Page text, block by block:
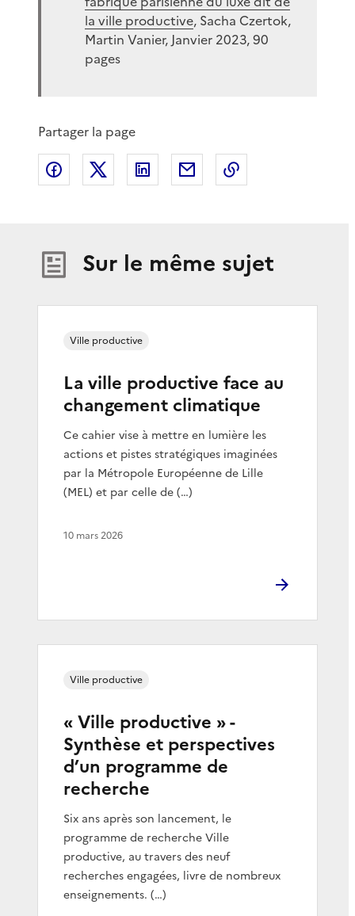
la ville productive, Sacha Czertok,
Martin Vanier, Janvier 2023, 90
pages
Partager la page
Partager sur Facebook
Partager sur XPartager sur LinkedIn
Partager par email
Sur le même sujet
La ville productive face au
changement climatique
Ce cahier vise à mettre en lumière les
actions et pistes stratégiques imaginées
par la Métropole Européenne de Lille
(MEL) et par celle de (…)
Ville productive
10 mars 2026
« Ville productive » -
Synthèse et perspectives
d’un programme de
recherche
Six ans après son lancement, le
programme de recherche Ville
productive, au travers des neuf
recherches engagées, livre de nombreux
enseignements. (…)
Ville productive